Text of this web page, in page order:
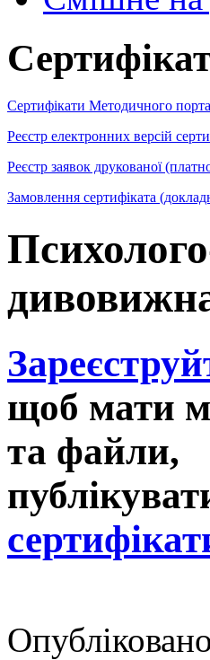
Сертифікати Методичного
Реєстр електронних версій
Реєстр заявок друкованої
Замовлення сертифіката
щоб мати
та файли,